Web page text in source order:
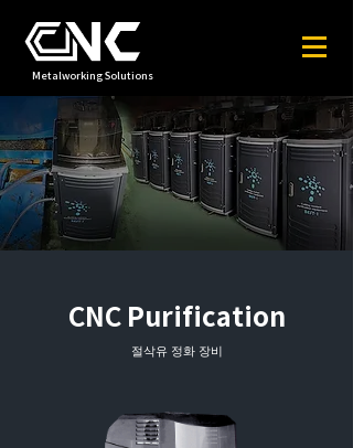
Metalworking Solutions
CNC Purification
절삭유 정화 장비